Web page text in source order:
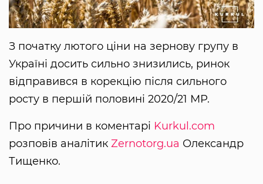
З початку лютого ціни на зернову групу в
Україні досить сильно знизились, ринок
відправився в корекцію після сильного
росту в першій половині 2020/21 МР.
Про причини в коментарі Kurkul.com
розповів аналітик Zernotorg.ua Олександр
Тищенко.